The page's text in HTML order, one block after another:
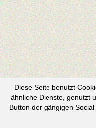
Diese Seite benutzt
ähnliche Dienste, genutzt
Button der gängigen